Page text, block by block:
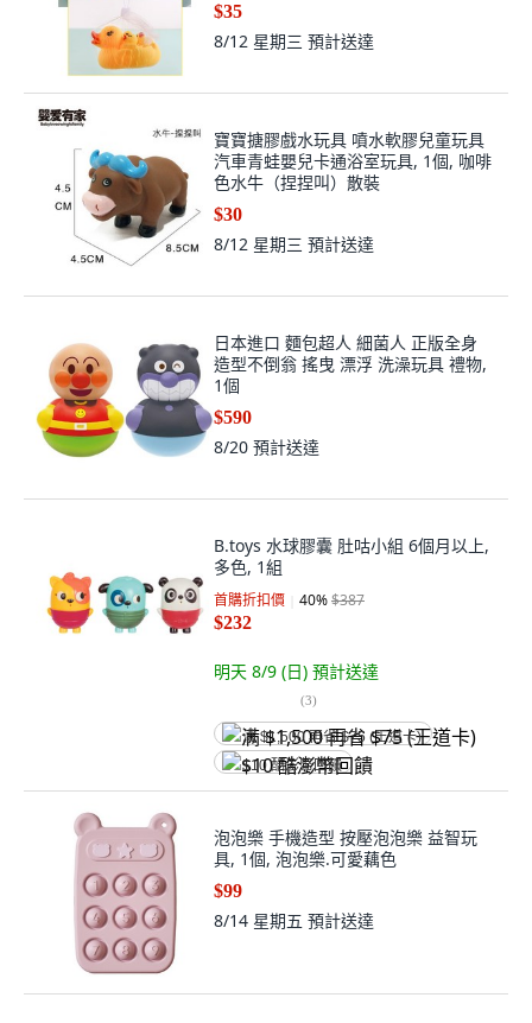
$35
8/12 星期三 預計送達
寶寶搪膠戲水玩具 噴水軟膠兒童玩具
汽車青蛙嬰兒卡通浴室玩具, 1個, 咖啡
色水牛（捏捏叫）散裝
$30
8/12 星期三 預計送達
日本進口 麵包超人 細菌人 正版全身
造型不倒翁 搖曳 漂浮 洗澡玩具 禮物,
1個
$590
8/20 預計送達
B.toys 水球膠囊 肚咕小組 6個月以上,
多色, 1組
首購折扣價 40%$387
$232
明天 8/9 (日) 預計送達
(3)
满 $1,500 再省 $75 (王道卡)
$10 酷澎幣回饋
泡泡樂 手機造型 按壓泡泡樂 益智玩
具, 1個, 泡泡樂.可愛藕色
$99
8/14 星期五 預計送達